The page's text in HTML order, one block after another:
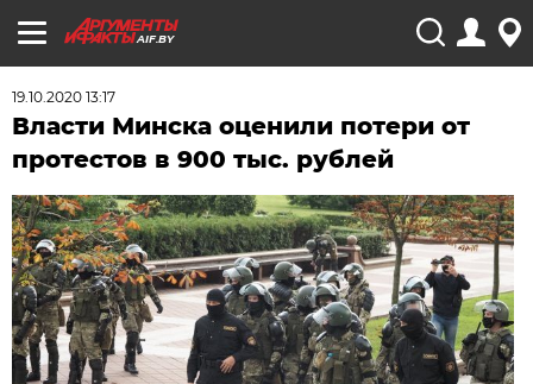
AIF.BY
19.10.2020 13:17
Власти Минска оценили потери от
протестов в 900 тыс. рублей